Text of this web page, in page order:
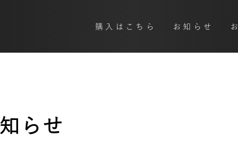
購入はこちら お知らせ
らせ